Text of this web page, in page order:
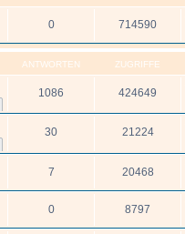
0 714590
ANTWORTEN ZUGRIFFE
1086 424649
30 21224
7 20468
0 8797